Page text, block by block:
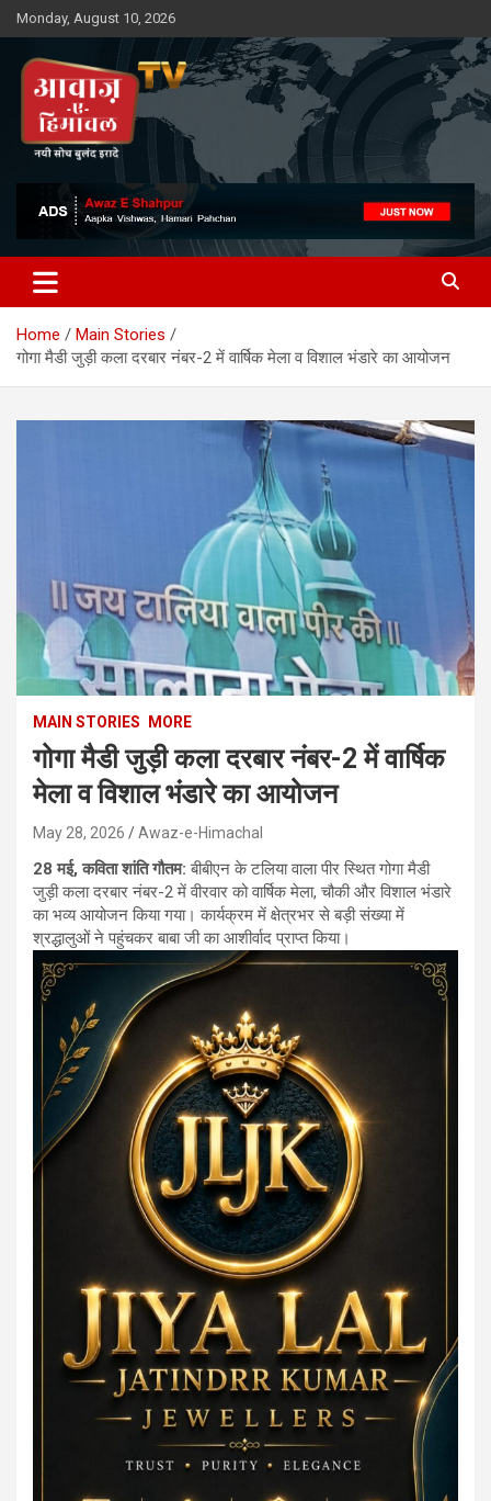
Skip
to
content
Monday, August 10, 2026
Awaz-E-Shahpur
Home
Main Stories
गोगा मैडी जुड़ी कला दरबार नंबर-2 में वार्षिक मेला व विशाल भंडारे का आयोजन
MAIN STORIES MORE
गोगा मैडी जुड़ी कला दरबार नंबर-2 में वार्षिक
मेला व विशाल भंडारे का आयोजन
May 28, 2026 Awaz-e-Himachal
28 मई, कविता शांति गौतम:बीबीएन के टलिया वाला पीर स्थित गोगा मैडी
जुड़ी कला दरबार नंबर-2 में वीरवार को वार्षिक मेला, चौकी और विशाल भंडारे
का भव्य आयोजन किया गया। कार्यक्रम में क्षेत्रभर से बड़ी संख्या में
श्रद्धालुओं ने पहुंचकर बाबा जी का आशीर्वाद प्राप्त किया।